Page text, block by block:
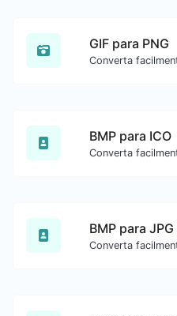
GIF para PNG
BMP para ICO
BMP para JPG